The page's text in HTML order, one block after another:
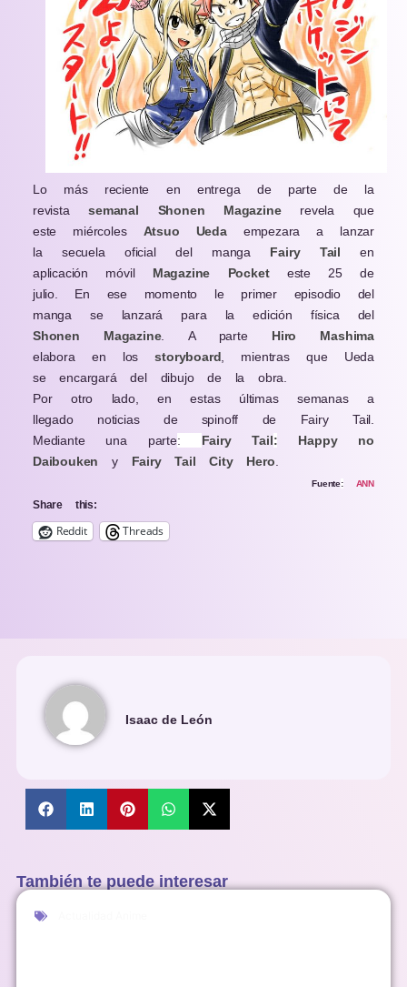
Lo más reciente en entrega de parte de la
revistasemanal Shonen Magazinerevela que
este miércoles Atsuo Uedaempezara a lanzar
la secuela oficial del manga Fairy Tailen
aplicación móvil Magazine Pocketeste 25 de
julio. En ese momento le primer episodio del
manga se lanzará para la edición física del
Shonen Magazine. A parte Hiro Mashima
elabora en losstoryboard , mientras que Ueda
se encargará del dibujo de la obra.
Por otro lado, en estas últimas semanas a
llegado noticias de spinoff de Fairy Tail.
Mediante una parte: Fairy Tail: Happy no
Daibouken y Fairy Tail City Hero
Fuente: ANN
Share this:
Reddit Threads
Isaac de León
También te puede interesar